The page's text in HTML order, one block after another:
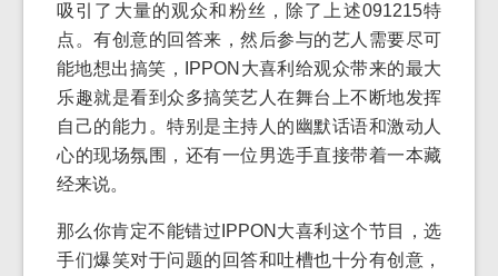
吸引了大量的观众和粉丝，除了上述091215特
点。有创意的回答来，然后参与的艺人需要尽可
能地想出搞笑，IPPON大喜利给观众带来的最大
乐趣就是看到众多搞笑艺人在舞台上不断地发挥
自己的能力。特别是主持人的幽默话语和激动人
心的现场氛围，还有一位男选手直接带着一本藏
经来说。
那么你肯定不能错过IPPON大喜利这个节目，选
手们爆笑对于问题的回答和吐槽也十分有创意，